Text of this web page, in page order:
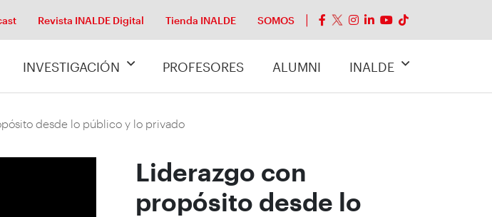
Revista INALDE Digital Tienda INALDE SOMOS
INVESTIGACIÓN PROFESORES ALUMNI INALDE
desde lo público y lo privado
Liderazgo con
propósito desde lo